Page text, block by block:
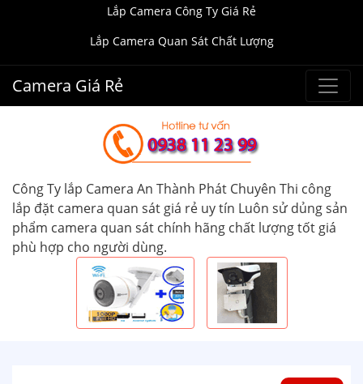
Lắp Camera Công Ty Giá Rẻ
Lắp Camera Quan Sát Chất Lượng
Camera Giá Rẻ
Công Ty lắp Camera An Thành Phát Chuyên Thi công
lắp đặt camera quan sát giá rẻ uy tín Luôn sử dủng sản
phẩm camera quan sát chính hãng chất lượng tốt giá
phù hợp cho người dùng.